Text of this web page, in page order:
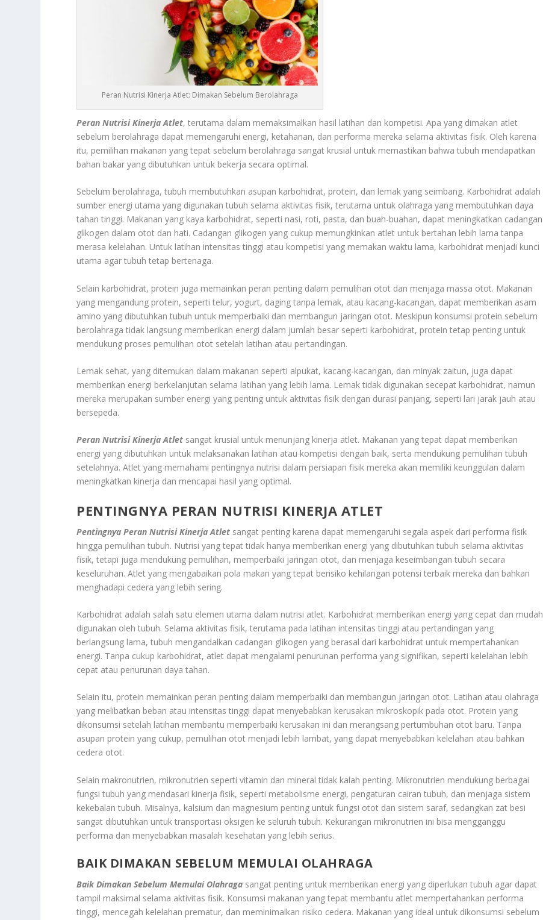
Peran Nutrisi Kinerja Atlet: Dimakan Sebelum Berolahraga
Peran Nutrisi Kinerja Atlet, terutama dalam memaksimalkan hasil latihan dan kompetisi. Apa yang dimakan atlet
sebelum berolahraga dapat memengaruhi energi, ketahanan, dan performa mereka selama aktivitas fisik. Oleh karena
itu, pemilihan makanan yang tepat sebelum berolahraga sangat krusial untuk memastikan bahwa tubuh mendapatkan
bahan bakar yang dibutuhkan untuk bekerja secara optimal.
Sebelum berolahraga, tubuh membutuhkan asupan karbohidrat, protein, dan lemak yang seimbang. Karbohidrat adalah
sumber energi utama yang digunakan tubuh selama aktivitas fisik, terutama untuk olahraga yang membutuhkan daya
tahan tinggi. Makanan yang kaya karbohidrat, seperti nasi, roti, pasta, dan buah-buahan, dapat meningkatkan cadangan
glikogen dalam otot dan hati. Cadangan glikogen yang cukup memungkinkan atlet untuk bertahan lebih lama tanpa
merasa kelelahan. Untuk latihan intensitas tinggi atau kompetisi yang memakan waktu lama, karbohidrat menjadi kunci
utama agar tubuh tetap bertenaga.
Selain karbohidrat, protein juga memainkan peran penting dalam pemulihan otot dan menjaga massa otot. Makanan
yang mengandung protein, seperti telur, yogurt, daging tanpa lemak, atau kacang-kacangan, dapat memberikan asam
amino yang dibutuhkan tubuh untuk memperbaiki dan membangun jaringan otot. Meskipun konsumsi protein sebelum
berolahraga tidak langsung memberikan energi dalam jumlah besar seperti karbohidrat, protein tetap penting untuk
mendukung proses pemulihan otot setelah latihan atau pertandingan.
Lemak sehat, yang ditemukan dalam makanan seperti alpukat, kacang-kacangan, dan minyak zaitun, juga dapat
memberikan energi berkelanjutan selama latihan yang lebih lama. Lemak tidak digunakan secepat karbohidrat, namun
mereka merupakan sumber energi yang penting untuk aktivitas fisik dengan durasi panjang, seperti lari jarak jauh atau
bersepeda.
Peran Nutrisi Kinerja Atlet sangat krusial untuk menunjang kinerja atlet. Makanan yang tepat dapat memberikan
energi yang dibutuhkan untuk melaksanakan latihan atau kompetisi dengan baik, serta mendukung pemulihan tubuh
setelahnya. Atlet yang memahami pentingnya nutrisi dalam persiapan fisik mereka akan memiliki keunggulan dalam
meningkatkan kinerja dan mencapai hasil yang optimal.
PENTINGNYA PERAN NUTRISI KINERJA ATLET
Pentingnya Peran Nutrisi Kinerja Atlet sangat penting karena dapat memengaruhi segala aspek dari performa fisik
hingga pemulihan tubuh. Nutrisi yang tepat tidak hanya memberikan energi yang dibutuhkan tubuh selama aktivitas
fisik, tetapi juga mendukung pemulihan, memperbaiki jaringan otot, dan menjaga keseimbangan tubuh secara
keseluruhan. Atlet yang mengabaikan pola makan yang tepat berisiko kehilangan potensi terbaik mereka dan bahkan
menghadapi cedera yang lebih sering.
Karbohidrat adalah salah satu elemen utama dalam nutrisi atlet. Karbohidrat memberikan energi yang cepat dan mudah
digunakan oleh tubuh. Selama aktivitas fisik, terutama pada latihan intensitas tinggi atau pertandingan yang
berlangsung lama, tubuh mengandalkan cadangan glikogen yang berasal dari karbohidrat untuk mempertahankan
energi. Tanpa cukup karbohidrat, atlet dapat mengalami penurunan performa yang signifikan, seperti kelelahan lebih
cepat atau penurunan daya tahan.
Selain itu, protein memainkan peran penting dalam memperbaiki dan membangun jaringan otot. Latihan atau olahraga
yang melibatkan beban atau intensitas tinggi dapat menyebabkan kerusakan mikroskopik pada otot. Protein yang
dikonsumsi setelah latihan membantu memperbaiki kerusakan ini dan merangsang pertumbuhan otot baru. Tanpa
asupan protein yang cukup, pemulihan otot menjadi lebih lambat, yang dapat menyebabkan kelelahan atau bahkan
cedera otot.
Selain makronutrien, mikronutrien seperti vitamin dan mineral tidak kalah penting. Mikronutrien mendukung berbagai
fungsi tubuh yang mendasari kinerja fisik, seperti metabolisme energi, pengaturan cairan tubuh, dan menjaga sistem
kekebalan tubuh. Misalnya, kalsium dan magnesium penting untuk fungsi otot dan sistem saraf, sedangkan zat besi
sangat dibutuhkan untuk transportasi oksigen ke seluruh tubuh. Kekurangan mikronutrien ini bisa mengganggu
performa dan menyebabkan masalah kesehatan yang lebih serius.
BAIK DIMAKAN SEBELUM MEMULAI OLAHRAGA
Baik Dimakan Sebelum Memulai Olahraga sangat penting untuk memberikan energi yang diperlukan tubuh agar dapat
tampil maksimal selama aktivitas fisik. Konsumsi makanan yang tepat membantu atlet mempertahankan performa
tinggi, mencegah kelelahan prematur, dan meminimalkan risiko cedera. Makanan yang ideal untuk dikonsumsi sebelum